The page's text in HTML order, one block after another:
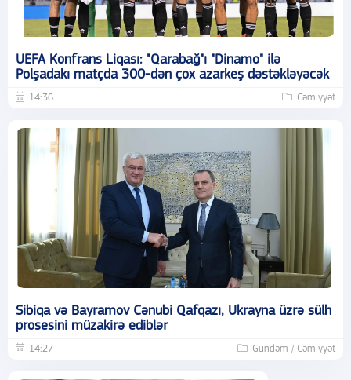
UEFA Konfrans Liqası: "Qarabağ"ı "Dinamo" ilə
Polşadakı matçda 300-dən çox azarkeş dəstəkləyəcək
14:36 Cəmiyyət
Sibiqa və Bayramov Cənubi Qafqazı, Ukrayna üzrə sülh
prosesini müzakirə ediblər
14:27 Gündəm / Cəmiyyət